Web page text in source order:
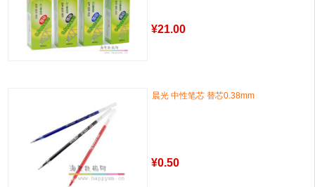
¥21.00
晨光 中性笔芯 替芯0.38mm
¥0.50